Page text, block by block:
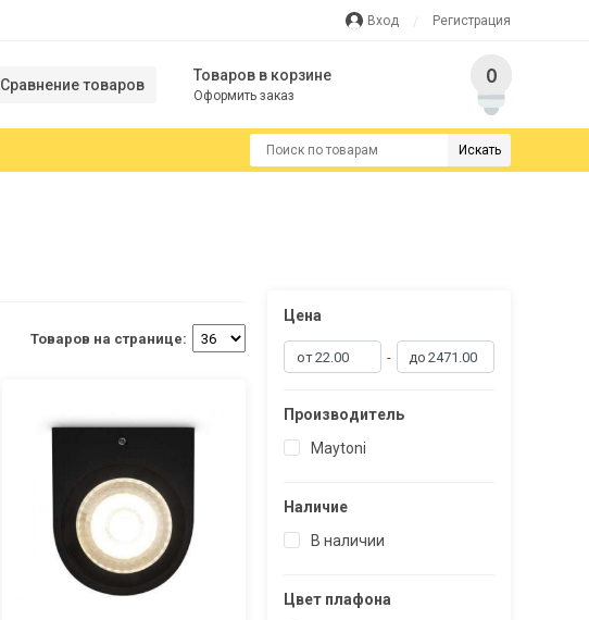
Вход Регистрация
Сравнение товаров
Товаров в корзине
Оформить заказ
0
Искать
Товаров на странице:
Цена
-
Производитель
Maytoni
Наличие
В наличии
Цвет плафона